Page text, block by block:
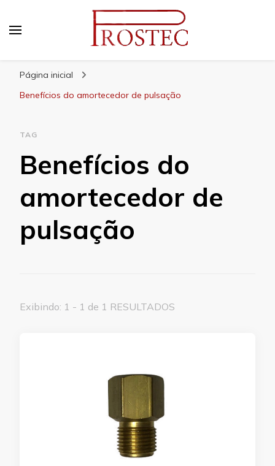
Página inicial
Benefícios do amortecedor de pulsação
TAG
Benefícios do
amortecedor de
pulsação
Exibindo: 1 - 1 de 1 RESULTADOS